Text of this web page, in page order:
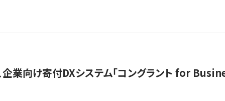
企業向け寄付DXシステム「コングラント for